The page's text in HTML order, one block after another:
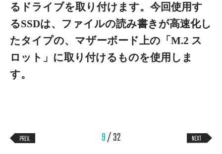
るドライブを取り付けます。今回使用す
るSSDは、ファイルの読み書きが高速化し
たタイプの、マザーボード上の「M.2 ス
ロット」に取り付けるものを使用しま
す。
9/ 32